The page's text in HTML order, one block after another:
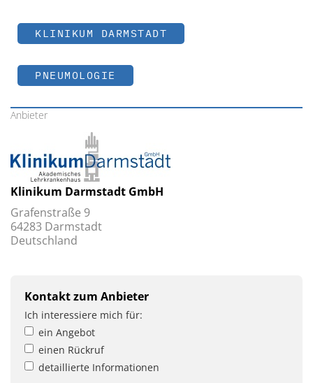
KLINIKUM DARMSTADT
PNEUMOLOGIE
Anbieter
Klinikum Darmstadt GmbH
Grafenstraße 9
64283 Darmstadt
Deutschland
Kontakt zum Anbieter
Ich interessiere mich für:
ein Angebot
einen Rückruf
detaillierte Informationen